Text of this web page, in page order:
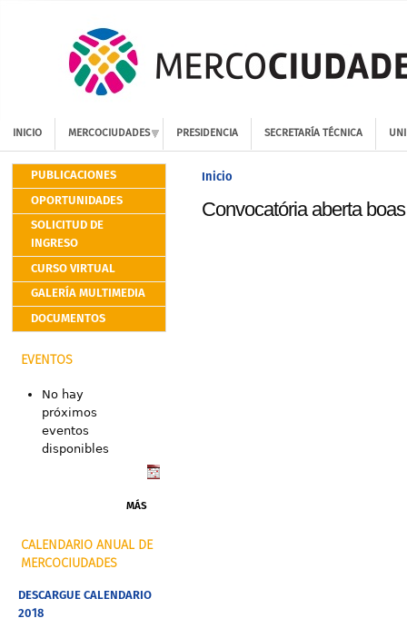
INICIO MERCOCIUDADES PRESIDENCIA SECRETARÍA TÉCNICA
PUBLICACIONES
OPORTUNIDADES
SOLICITUD DE
INGRESO
CURSO VIRTUAL
GALERÍA MULTIMEDIA
DOCUMENTOS
EVENTOS
No hay
próximos
eventos
disponibles
MÁS
CALENDARIO ANUAL DE
MERCOCIUDADES
DESCARGUE CALENDARIO
2018
Inicio
Convocatória aberta